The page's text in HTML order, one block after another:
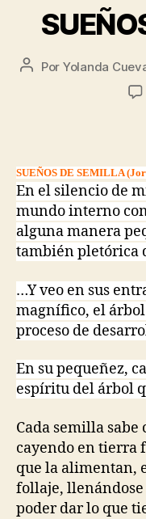
Por Yolanda
SUEÑOS DE SEMILLA
En el silencio de
mundo interno
alguna manera
también pletórica
…Y veo en sus
magnífico, el
proceso de
En su pequeñez,
espíritu del árbol
Cada semilla
cayendo en tierra
que la alimentan,
follaje, llenándose
poder dar lo que